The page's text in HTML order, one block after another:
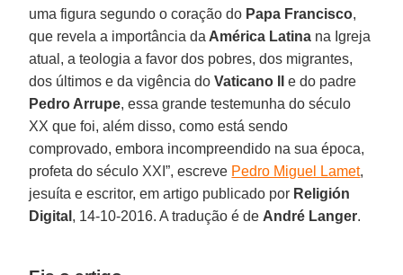
uma figura segundo o coração do Papa Francisco,
que revela a importância da América Latina na Igreja
atual, a teologia a favor dos pobres, dos migrantes,
dos últimos e da vigência doVaticano II
e do padre
Pedro Arrupe, essa grande testemunha do século
XX que foi, além disso, como está sendo
comprovado, embora incompreendido na sua época,
profeta do século XXI”, escreve Pedro Miguel Lamet,
jesuíta e escritor, em artigo publicado por Religión
Digital , 14-10-2016. A tradução é de André Langer.